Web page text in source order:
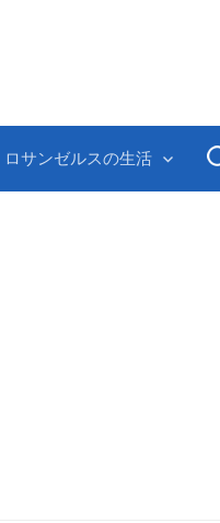
ロサンゼルスの生活 検